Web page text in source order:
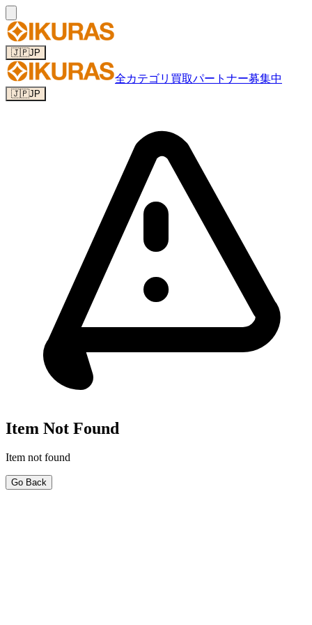
🇯🇵JP
全カテゴリ 買取パートナー募集中
🇯🇵JP
Item Not Found
Item not found
Go Back